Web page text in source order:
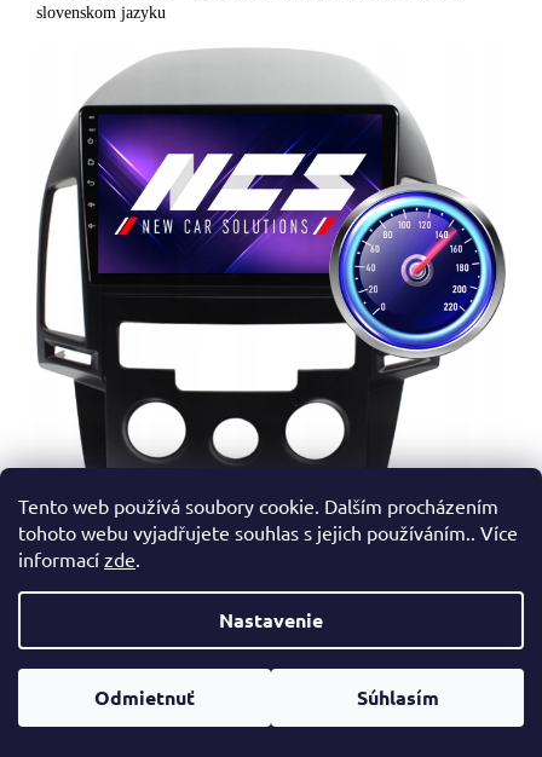
Tento web používá soubory cookie. Dalším procházením
tohoto webu vyjadřujete souhlas s jejich používáním.. Více
informací zde.
Nastavenie
Odmietnuť Súhlasím
slovenskom jazyku